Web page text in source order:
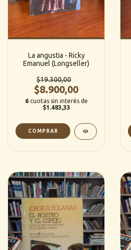
La angustia - Ricky
Emanuel (Longseller)
$19.300,00
$8.900,00
6 cuotas sin interés de
$1.483,33